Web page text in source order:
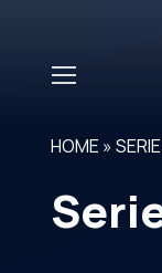
HOME »